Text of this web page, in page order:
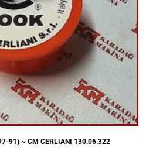
91) ~ CM CERLIANI 130.06.322